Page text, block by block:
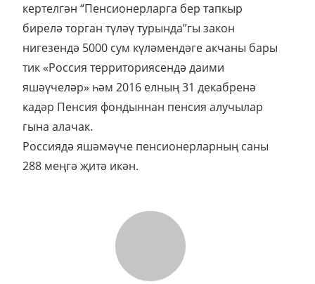
кертелгән “Пенсионерларга бер тапкыр
бирелә торган түләү турында”гы закон
нигезендә 5000 сум күләмендәге акчаны бары
тик «Россия территориясендә даими
яшәүчеләр» һәм 2016 елның 31 декабренә
кадәр Пенсия фондыннан пенсия алучылар
гына алачак.
Россиядә яшәмәүче пенсионерларның саны
288 меңгә җитә икән.